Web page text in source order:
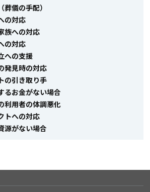
葬儀の手配）
の対応
族への対応
の対応
への支援
発見時の対応
の引き取り手
るお金がない場合
利用者の体調悪化
トへの対応
源がない場合